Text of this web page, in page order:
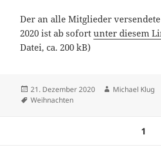
Der an alle Mitglieder
2020 ist ab sofortunter diesem
Datei, ca. 200 kB)
Veröffentlicht
am
21. Dezember 2020 Autor
Michael Klug
Schlagwörter
Weihnachten
1